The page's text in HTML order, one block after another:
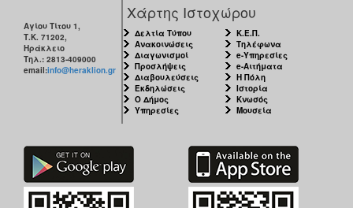
Αγίου Τίτου 1,
Τ.Κ. 71202,
Ηράκλειο
Τηλ.: 2813-409000
email:info@heraklion.gr
Χάρτης Ιστοχώρου
Δελτία Τύπου
Ανακοινώσεις
Διαγωνισμοί
Προσλήψεις
Διαβουλεύσεις
Εκδηλώσεις
Ο Δήμος
Υπηρεσίες
Κ.Ε.Π.
Τηλέφωνα
e-Υπηρεσίες
e-Αιτήματα
Η Πόλη
Ιστορία
Κνωσός
Μουσεία